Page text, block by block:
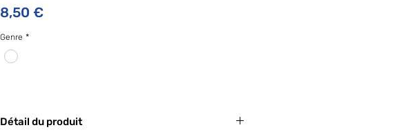
8,50 €Prix
Genre *
Détail du produit